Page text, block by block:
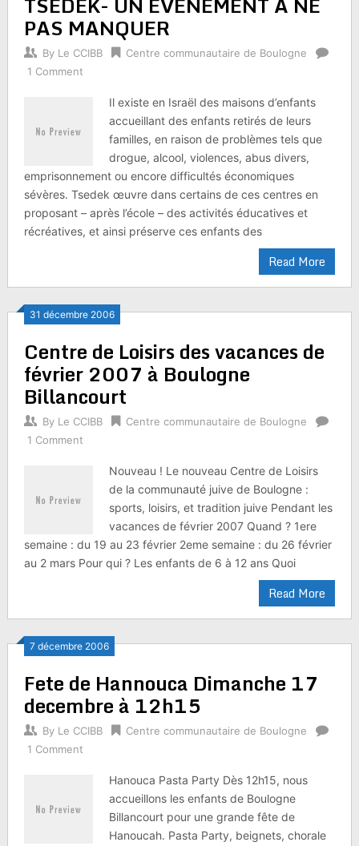
PAS MANQUER
By Le CCIBB
Centre communautaire de Boulogne
1 Comment
Il existe en Israël des maisons d’enfants
accueillant des enfants retirés de leurs
familles, en raison de problèmes tels que
drogue, alcool, violences, abus divers,
emprisonnement ou encore difficultés économiques
sévères. Tsedek œuvre dans certains de ces centres en
proposant – après l’école – des activités éducatives et
récréatives, et ainsi préserve ces enfants des
Read More
31 décembre 2006
Centre de Loisirs des vacances de
février 2007 à Boulogne
Billancourt
By Le CCIBB
Centre communautaire de Boulogne
1 Comment
Nouveau ! Le nouveau Centre de Loisirs
de la communauté juive de Boulogne :
sports, loisirs, et tradition juive Pendant les
vacances de février 2007 Quand ? 1ere
semaine : du 19 au 23 février 2eme semaine : du 26 février
au 2 mars Pour qui ? Les enfants de 6 à 12 ans Quoi
Read More
7 décembre 2006
Fete de Hannouca Dimanche 17
decembre à 12h15
By Le CCIBB
Centre communautaire de Boulogne
1 Comment
Hanouca Pasta Party Dès 12h15, nous
accueillons les enfants de Boulogne
Billancourt pour une grande fête de
Hanoucah. Pasta Party, beignets, chorale